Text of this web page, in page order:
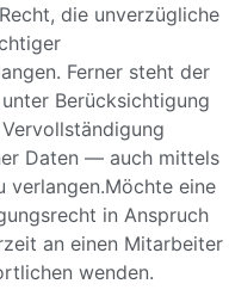
die unverzügliche
Ferner steht der
Berücksichtigung
Daten — auch mittels
verlangen.Möchte eine
in Anspruch
an einen Mitarbeiter
wenden.